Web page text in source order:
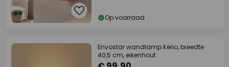
Op voorraad
Envostar wandlamp Kerio, breedte
40,5 cm, eikenhout